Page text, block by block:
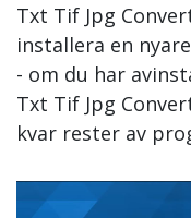
Txt Tif Jpg
installera en
- om du har
Txt Tif Jpg
kvar rester av